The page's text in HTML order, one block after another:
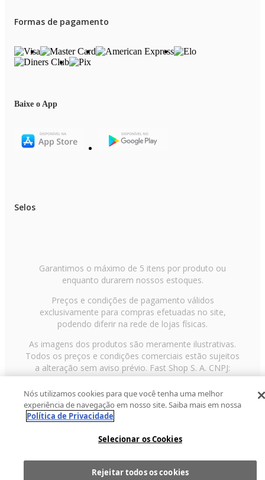
Formas de pagamento
Baixe o App
Selos
Garantimos o máximo de 5 itens por produto ou
enquanto durarem nossos estoques.
Preços e condições de pagamento válidos
exclusivamente para compras efetuadas no site,
podendo diferir na rede de lojas físicas.
As imagens dos produtos são meramente ilustrativas.
Todos os preços e condições comerciais estão sujeitos
a alteração sem aviso prévio. Fast Shop S. A. CNPJ:
43.708.379/0001-00
Avenida Zaki Narchi, nº 1650, sobreloja, Carandiru, São
Paulo/SP, CEP 02029-001, Telefone: 11 3003-3728 ©
2013 Fast Shop - Todos os direitos reservados
Nós utilizamos cookies para que você tenha uma melhor
experiência de navegação em nosso site. Saiba mais em nossa
Política de Privacidade
Selecionar os Cookies
Rejeitar todos os cookies